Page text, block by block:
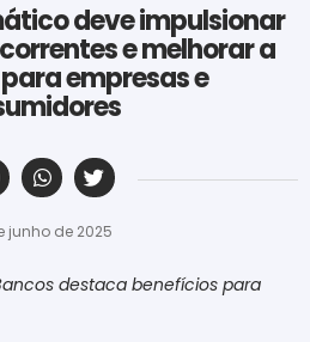
deve impulsionar
e melhorar a
empresas e
junho de 2025
destaca benefícios para